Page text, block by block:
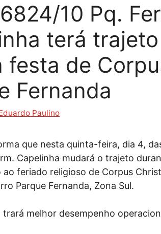
10 Pq.
terá
festa de
Fernanda
Paulino
que nesta quinta-feira, dia 4,
Capelinha mudará o trajeto
feriado religioso de Corpus
Parque Fernanda, Zona Sul.
trará melhor desempenho